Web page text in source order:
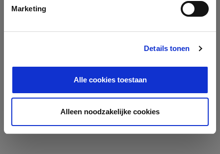
Marketing
Details tonen
Alle cookies toestaan
Alleen noodzakelijke cookies